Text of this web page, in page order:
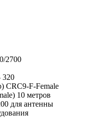
2700
320
CRC9-F-Female
10 метров
для антенны